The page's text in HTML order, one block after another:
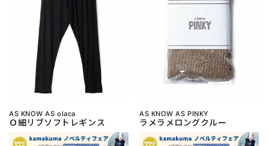
AS KNOW AS olaca
Ｏ細リブソフトレギンス
AS KNOW AS PINKY
ラメラメロングクルー